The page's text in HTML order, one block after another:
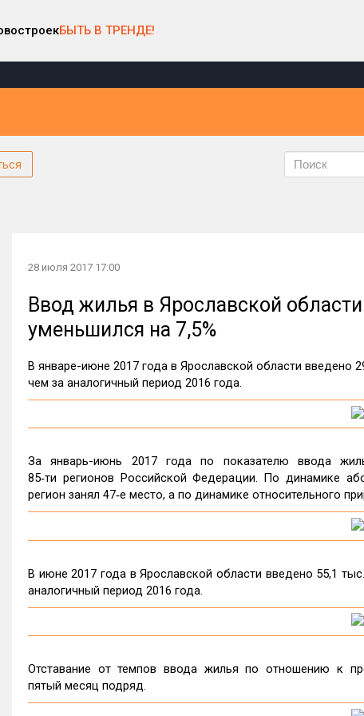
БЫТЬ В ТРЕНДЕ!
28 июля 2017 17:00
Ввод жилья в Ярославской
уменьшился на 7,5%
В январе-июне 2017 года в Ярославской области введено
чем за аналогичный период 2016 года.
За январь-июнь 2017 года по показателю ввода
85‑ти регионов Российской Федерации. По динамике
регион занял 47‑е место, а по динамике относительного
В июне 2017 года в Ярославской области введено 55,1
аналогичный период 2016 года.
Отставание от темпов ввода жилья по отношению к
пятый месяц подряд.